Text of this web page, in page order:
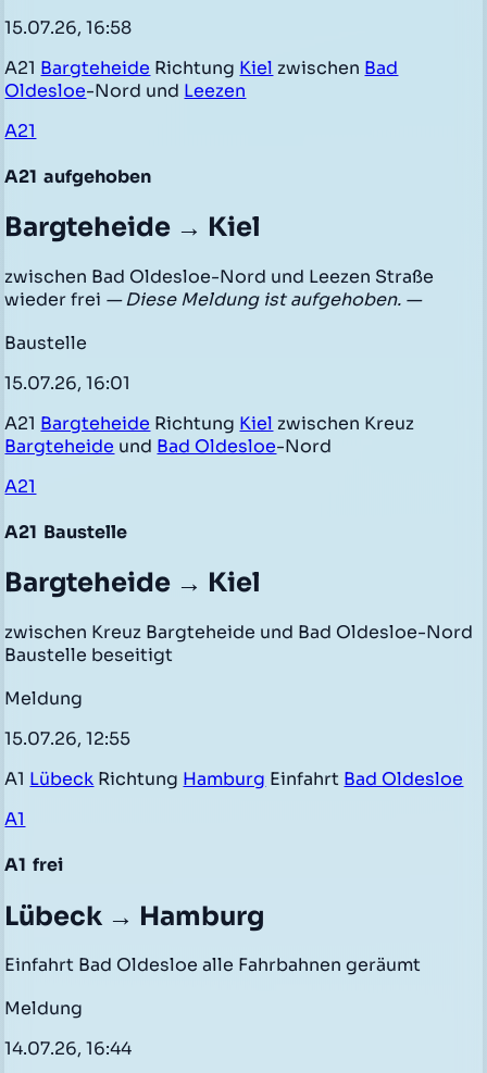
15.07.26, 16:58
A21 Bargteheide Richtung Kiel zwischen Bad
Oldesloe-Nord und Leezen
A21
A21 aufgehoben
Bargteheide → Kiel
zwischen Bad Oldesloe-Nord und Leezen Straße
wieder frei — Diese Meldung ist aufgehoben. —
Baustelle
15.07.26, 16:01
A21 Bargteheide Richtung Kiel zwischen Kreuz
Bargteheide und Bad Oldesloe-Nord
A21
A21 Baustelle
Bargteheide → Kiel
zwischen Kreuz Bargteheide und Bad Oldesloe-Nord
Baustelle beseitigt
Meldung
15.07.26, 12:55
A1 Lübeck Richtung Hamburg Einfahrt Bad Oldesloe
A1
A1 frei
Lübeck → Hamburg
Einfahrt Bad Oldesloe alle Fahrbahnen geräumt
Meldung
14.07.26, 16:44